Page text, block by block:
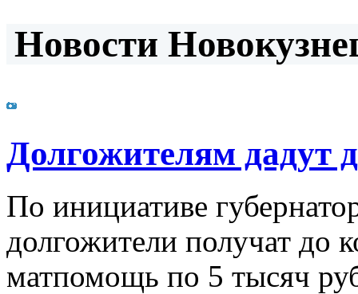
Новости
Долгожителям дадут
По инициативе
долгожители получат до
матпомощь по 5 тысяч